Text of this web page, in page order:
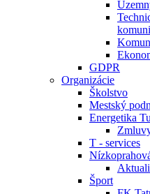
GDPR
Organizácie
Školstvo
Mestský
Energetika
T - services
Šport